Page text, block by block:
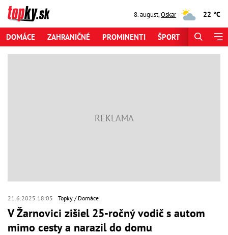
8. august,Oskar 22 °C
DOMÁCE ZAHRANIČNÉ PROMINENTI ŠPORT
21.6.2025 18:05 Topky Domáce
V Žarnovici zišiel 25-ročný vodič s autom
mimo cesty a narazil do domu